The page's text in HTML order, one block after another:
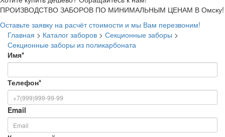
ПРОИЗВОДСТВО ЗАБОРОВ ПО МИНИМАЛЬНЫМ ЦЕНАМ В Омску!
Оставьте заявку на расчёт стоимости и мы Вам перезвоним!
Главная > Каталог заборов > Секционные заборы >
Секционные заборы из поликарбоната
Имя*
Телефон*
Email